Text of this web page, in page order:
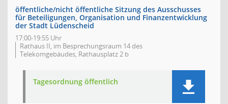
öffentliche/nicht öffentliche Sitzung des Ausschusses
für Beteiligungen, Organisation und Finanzentwicklung
der Stadt Lüdenscheid
17:00-19:55 Uhr
Rathaus II, im Besprechungsraum 14 des
Telekomgebäudes, Rathausplatz 2 b
Tagesordnung öffentlich